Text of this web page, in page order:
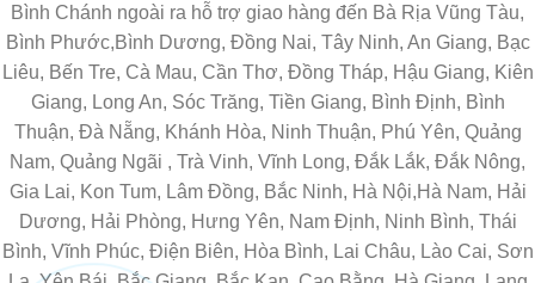
Bình Chánh ngoài ra hỗ trợ giao hàng đến Bà Rịa Vũng Tàu,
Bình Phước,Bình Dương, Đồng Nai, Tây Ninh, An Giang, Bạc
Liêu, Bến Tre, Cà Mau, Cần Thơ, Đồng Tháp, Hậu Giang, Kiên
Giang, Long An, Sóc Trăng, Tiền Giang, Bình Định, Bình
Thuận, Đà Nẵng, Khánh Hòa, Ninh Thuận, Phú Yên, Quảng
Nam, Quảng Ngãi , Trà Vinh, Vĩnh Long, Đắk Lắk, Đắk Nông,
Gia Lai, Kon Tum, Lâm Đồng, Bắc Ninh, Hà Nội,Hà Nam, Hải
Dương, Hải Phòng, Hưng Yên, Nam Định, Ninh Bình, Thái
Bình, Vĩnh Phúc, Điện Biên, Hòa Bình, Lai Châu, Lào Cai, Sơn